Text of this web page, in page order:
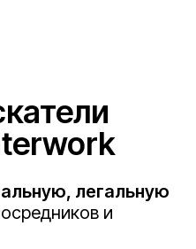
легальную
и